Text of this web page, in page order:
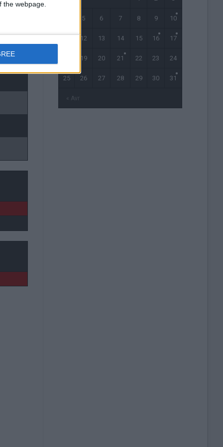
webpage.
78'
« Avr
5 6 7 8 9 10
12 13 14 15 16 17
19 20 21 22 23 24
25 26 27 28 29 30 31